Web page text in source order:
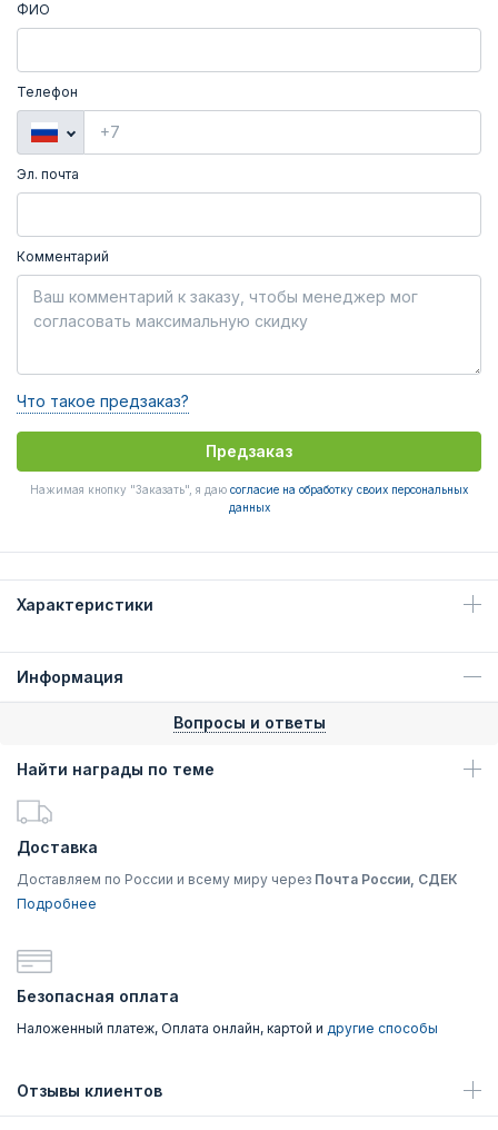
ФИО
Телефон
Эл. почта
Комментарий
Что такое предзаказ?
Предзаказ
Нажимая кнопку "Заказать", я даю согласие на обработку своих персональных
данных
Характеристики
Информация
Вопросы и ответы
Найти награды по теме
Доставка
Доставляем по России и всему миру через Почта России, СДЕК
Подробнее
Безопасная оплата
Наложенный платеж, Оплата онлайн, картой и другие способы
Отзывы клиентов